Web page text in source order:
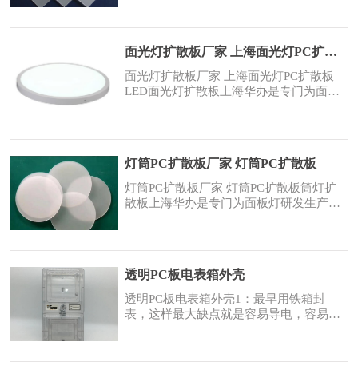
散板的透光率可高达85%左右，高透光率
匀在保持高透光率的同时，众城光扩散板
可以实现理想的匀光效果，面光源亮度均
匀度可高达85%以上。
面光灯扩散板厂家 上海面光灯PC扩散板
面光灯扩散板厂家 上海面光灯PC扩散板
LED面光灯扩散板上海华办是专门为面板
样的照度能节省您大量的LED数量，直下
量能让您的等更薄、表面更均匀、目前上
海华办面板灯面光灯扩散板板幅可达无限
长，厚度可以做
灯筒PC扩散板厂家 灯筒PC扩散板
灯筒PC扩散板厂家 灯筒PC扩散板筒灯扩
散板上海华办是专门为面板灯研发生产、
省您大量的LED数量，直下式拥有超高的
更薄、表面更均匀、目前上海华办面板灯
扩散板板幅可达无限长，厚度可以做到
1MM-8MM。节能降
透明PC板电表箱外壳
透明PC板电表箱外壳1：最早用铁箱封
表，这样最大缺点就是容易导电，容易腐
材料外壳，这样缺点又有问题就是容易进